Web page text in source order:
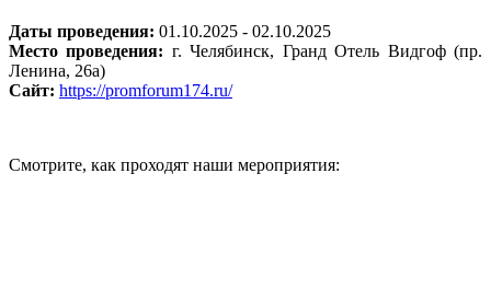
Даты проведения: 01.10.2025 - 02.10.2025
Место проведения: г. Челябинск, Гранд Отель Видгоф (пр.
Ленина, 26а)
Сайт: https://promforum174.ru/
Смотрите, как проходят наши мероприятия: